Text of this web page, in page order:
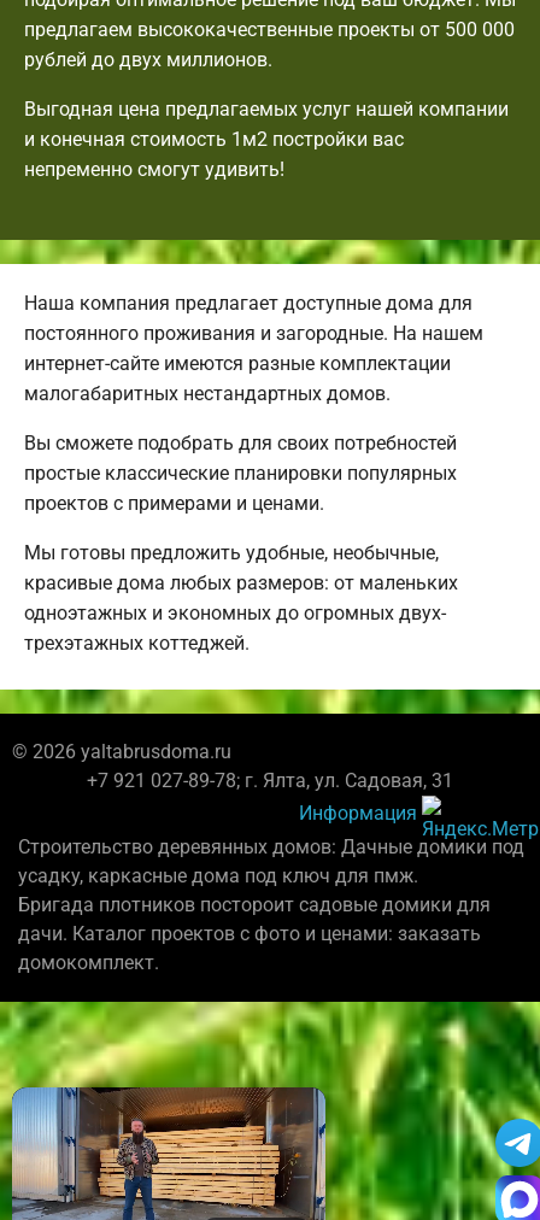
предлагаем высококачественные проекты от 500 000
рублей до двух миллионов.
Выгодная цена предлагаемых услуг нашей компании
и конечная стоимость 1м2 постройки вас
непременно смогут удивить!
Наша компания предлагает доступные дома для
постоянного проживания и загородные. На нашем
интернет-сайте имеются разные комплектации
малогабаритных нестандартных домов.
Вы сможете подобрать для своих потребностей
простые классические планировки популярных
проектов с примерами и ценами.
Мы готовы предложить удобные, необычные,
красивые дома любых размеров: от маленьких
одноэтажных и экономных до огромных двух-
трехэтажных коттеджей.
© 2026 yaltabrusdoma.ru
+7 921 027-89-78; г. Ялта, ул. Садовая, 31
Информация
Строительство деревянных домов: Дачные домики под
усадку, каркасные дома под ключ для пмж.
Бригада плотников постороит садовые домики для
дачи. Каталог проектов с фото и ценами: заказать
домокомплект.